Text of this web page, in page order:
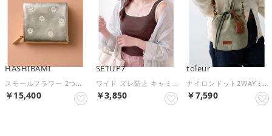
HASHIBAMI
スモールフラワー 2つ折り財布 （ゴールド系その他2）
￥15,400
SETUP7
ワイド ズレ防止 キャミソール 夏 タンクトップ ベースシャツ ノースリーブ SPD （ブラウン）
￥3,850
toleur
ナイロンドット2WAYミニ巾着ショルダー 13056 （ライトグレー）
￥7,590